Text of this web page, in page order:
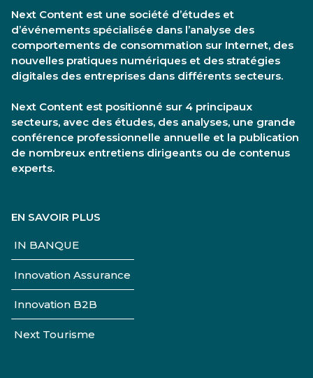
Next Content est une société d’études et
d’événements spécialisée dans l’analyse des
comportements de consommation sur Internet, des
nouvelles pratiques numériques et des stratégies
digitales des entreprises dans différents secteurs.
Next Content est positionné sur 4 principaux
secteurs, avec des études, des analyses, une grande
conférence professionnelle annuelle et la publication
de nombreux entretiens dirigeants ou de contenus
experts.
EN SAVOIR PLUS
IN BANQUE
Innovation Assurance
Innovation B2B
Next Tourisme